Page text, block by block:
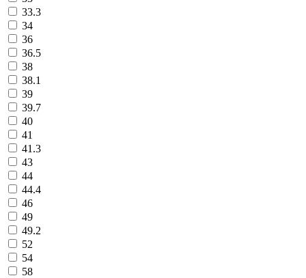
33.3
34
36
36.5
38
38.1
39
39.7
40
41
41.3
43
44
44.4
46
49
49.2
52
54
58